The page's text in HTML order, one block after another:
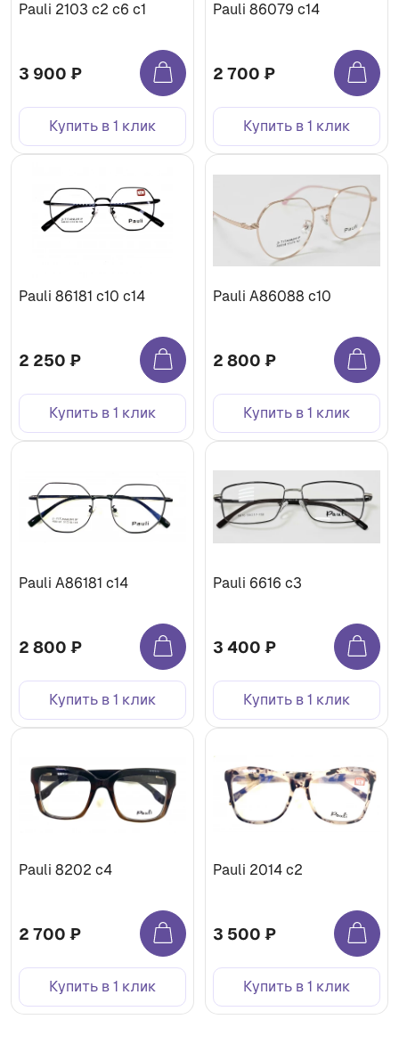
Pauli 2103 с2 c6 с1
3 900 ₽
Купить в 1 клик
Pauli 86079 с14
2 700 ₽
Купить в 1 клик
Pauli 86181 с10 с14
2 250 ₽
Купить в 1 клик
Pauli А86088 с10
2 800 ₽
Купить в 1 клик
Pauli А86181 с14
2 800 ₽
Купить в 1 клик
Pauli 6616 с3
3 400 ₽
Купить в 1 клик
Pauli 8202 c4
2 700 ₽
Купить в 1 клик
Pauli 2014 с2
3 500 ₽
Купить в 1 клик